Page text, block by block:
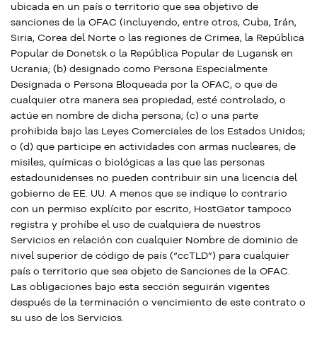
ubicada en un país o territorio que sea objetivo de
sanciones de la OFAC (incluyendo, entre otros, Cuba, Irán,
Siria, Corea del Norte o las regiones de Crimea, la República
Popular de Donetsk o la República Popular de Lugansk en
Ucrania; (b) designado como Persona Especialmente
Designada o Persona Bloqueada por la OFAC, o que de
cualquier otra manera sea propiedad, esté controlado, o
actúe en nombre de dicha persona; (c) o una parte
prohibida bajo las Leyes Comerciales de los Estados Unidos;
o (d) que participe en actividades con armas nucleares, de
misiles, químicas o biológicas a las que las personas
estadounidenses no pueden contribuir sin una licencia del
gobierno de EE. UU. A menos que se indique lo contrario
con un permiso explícito por escrito, HostGator tampoco
registra y prohíbe el uso de cualquiera de nuestros
Servicios en relación con cualquier Nombre de dominio de
nivel superior de código de país (“ccTLD”) para cualquier
país o territorio que sea objeto de Sanciones de la OFAC.
Las obligaciones bajo esta sección seguirán vigentes
después de la terminación o vencimiento de este contrato o
su uso de los Servicios.